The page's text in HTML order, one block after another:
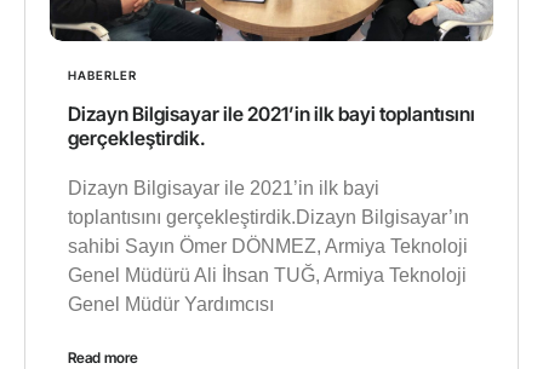
HABERLER
Dizayn Bilgisayar ile 2021’in ilk bayi toplantısını
gerçekleştirdik.
Dizayn Bilgisayar ile 2021’in ilk bayi
toplantısını gerçekleştirdik.Dizayn Bilgisayar’ın
sahibi Sayın Ömer DÖNMEZ, Armiya Teknoloji
Genel Müdürü Ali İhsan TUĞ, Armiya Teknoloji
Genel Müdür Yardımcısı
Read more